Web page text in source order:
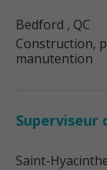
Bedford , QC
Construction,
manutention
Superviseur
Saint-